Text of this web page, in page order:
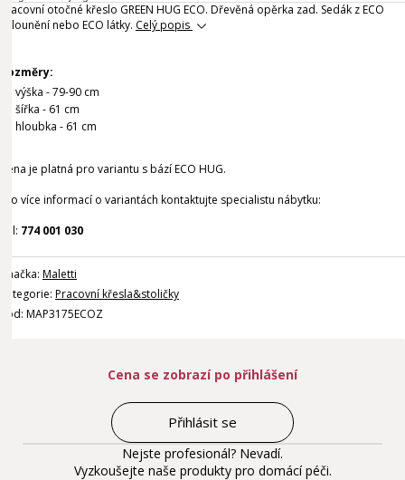
Pracovní otočné křeslo GREEN HUG ECO. Dřevěná opěrka zad. Sedák z ECO
čalounění nebo ECO látky. Celý popis
Rozměry:
výška - 79-90 cm
šířka - 61 cm
hloubka - 61 cm
Cena je platná pro variantu s bází ECO HUG.
Pro více informací o variantách kontaktujte specialistu nábytku:
Tel: 774 001 030
Značka: Maletti
Kategorie: Pracovní křesla&stoličky
Kód: MAP3175ECOZ
Cena se zobrazí po přihlášení
Přihlásit se
Nejste profesionál? Nevadí.
Vyzkoušejte naše produkty pro domácí péči.